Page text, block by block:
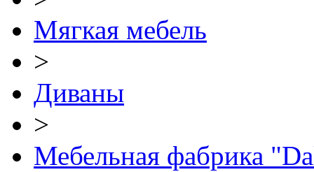
Мягкая мебель
>
Диваны
>
Мебельная фабрика